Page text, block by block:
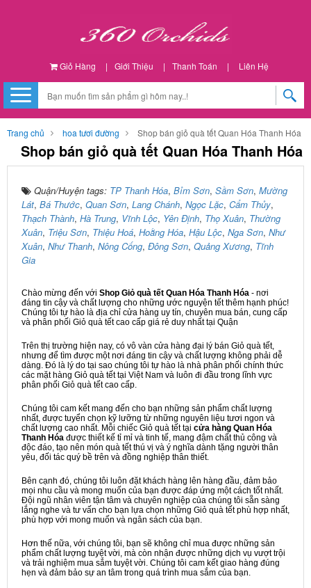
Giỏ Hàng | Giới Thiệu | Thanh Toán | Liên Hệ
Trang chủ hoa tươi đường Shop bán giỏ quà tết Quan Hóa Thanh Hóa
Shop bán giỏ quà tết Quan Hóa Thanh Hóa
Quận/Huyện tags: TP Thanh Hóa, Bỉm Sơn, Sầm Sơn, Mường
Lát, Bá Thước, Quan Sơn, Lang Chánh, Ngọc Lặc, Cẩm Thủy,
Thạch Thành, Hà Trung, Vĩnh Lộc, Yên Định, Thọ Xuân, Thường
Xuân, Triệu Sơn, Thiệu Hoá, Hoằng Hóa, Hậu Lộc, Nga Sơn, Như
Xuân, Như Thanh, Nông Cống, Đông Sơn, Quảng Xương, Tĩnh
Gia
Chào mừng đến với Shop Giỏ quà tết Quan Hóa Thanh Hóa - nơi
đáng tin cậy và chất lượng cho những ước nguyện tết thêm hạnh phúc!
Chúng tôi tự hào là địa chỉ cửa hàng uy tín, chuyên mua bán, cung cấp
và phân phối Giỏ quà tết cao cấp giá rẻ duy nhất tại Quận
Trên thị trường hiện nay, có vô vàn cửa hàng đại lý bán Giỏ quà tết,
nhưng để tìm được một nơi đáng tin cậy và chất lượng không phải dễ
dàng. Đó là lý do tại sao chúng tôi tự hào là nhà phân phối chính thức
các mặt hàng Giỏ quà tết tại Việt Nam và luôn đi đầu trong lĩnh vực
phân phối Giỏ quà tết cao cấp.
Chúng tôi cam kết mang đến cho bạn những sản phẩm chất lượng
nhất, được tuyển chọn kỹ lưỡng từ những nguyên liệu tươi ngon và
chất lượng cao nhất. Mỗi chiếc Giỏ quà tết tại cửa hàng Quan Hóa
Thanh Hóa được thiết kế tỉ mỉ và tinh tế, mang đậm chất thủ công và
độc đáo, tạo nên món quà tết thú vị và ý nghĩa dành tặng người thân
yêu, đối tác quý bề trên và đồng nghiệp thân thiết.
Bên cạnh đó, chúng tôi luôn đặt khách hàng lên hàng đầu, đảm bảo
mọi nhu cầu và mong muốn của bạn được đáp ứng một cách tốt nhất.
Đội ngũ nhân viên tận tâm và chuyên nghiệp của chúng tôi sẵn sàng
lắng nghe và tư vấn cho bạn lựa chọn những Giỏ quà tết phù hợp nhất,
phù hợp với mong muốn và ngân sách của bạn.
Hơn thế nữa, với chúng tôi, bạn sẽ không chỉ mua được những sản
phẩm chất lượng tuyệt vời, mà còn nhận được những dịch vụ vượt trội
và trải nghiệm mua sắm tuyệt vời. Chúng tôi cam kết giao hàng đúng
hẹn và đảm bảo sự an tâm trong quá trình mua sắm của bạn.